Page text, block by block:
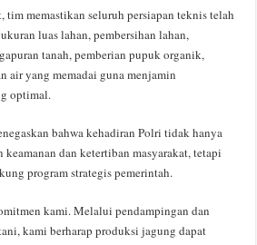
tim memastikan seluruh persiapan teknis telah
luas lahan, pembersihan lahan,
tanah, pemberian pupuk organik,
air yang memadai guna menjamin
optimal.
bahwa kehadiran Polri tidak hanya
keamanan dan ketertiban masyarakat, tetapi
program strategis pemerintah.
kami. Melalui pendampingan dan
kami berharap produksi jagung dapat